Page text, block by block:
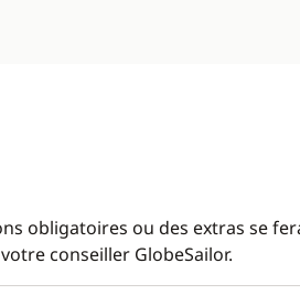
obligatoires ou des extras se
conseiller GlobeSailor.